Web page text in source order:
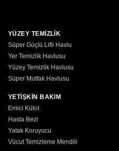
YÜZEY TEMİZLİK
Süper Güçlü Lifli Havlu
Yer Temizlik Havlusu
Yüzey Temizlik Havlusu
Süper Mutfak Havlusu
YETİŞKİN BAKIM
Emici Külot
Hasta Bezi
Yatak Koruyucu
Vücut Temizleme Mendili